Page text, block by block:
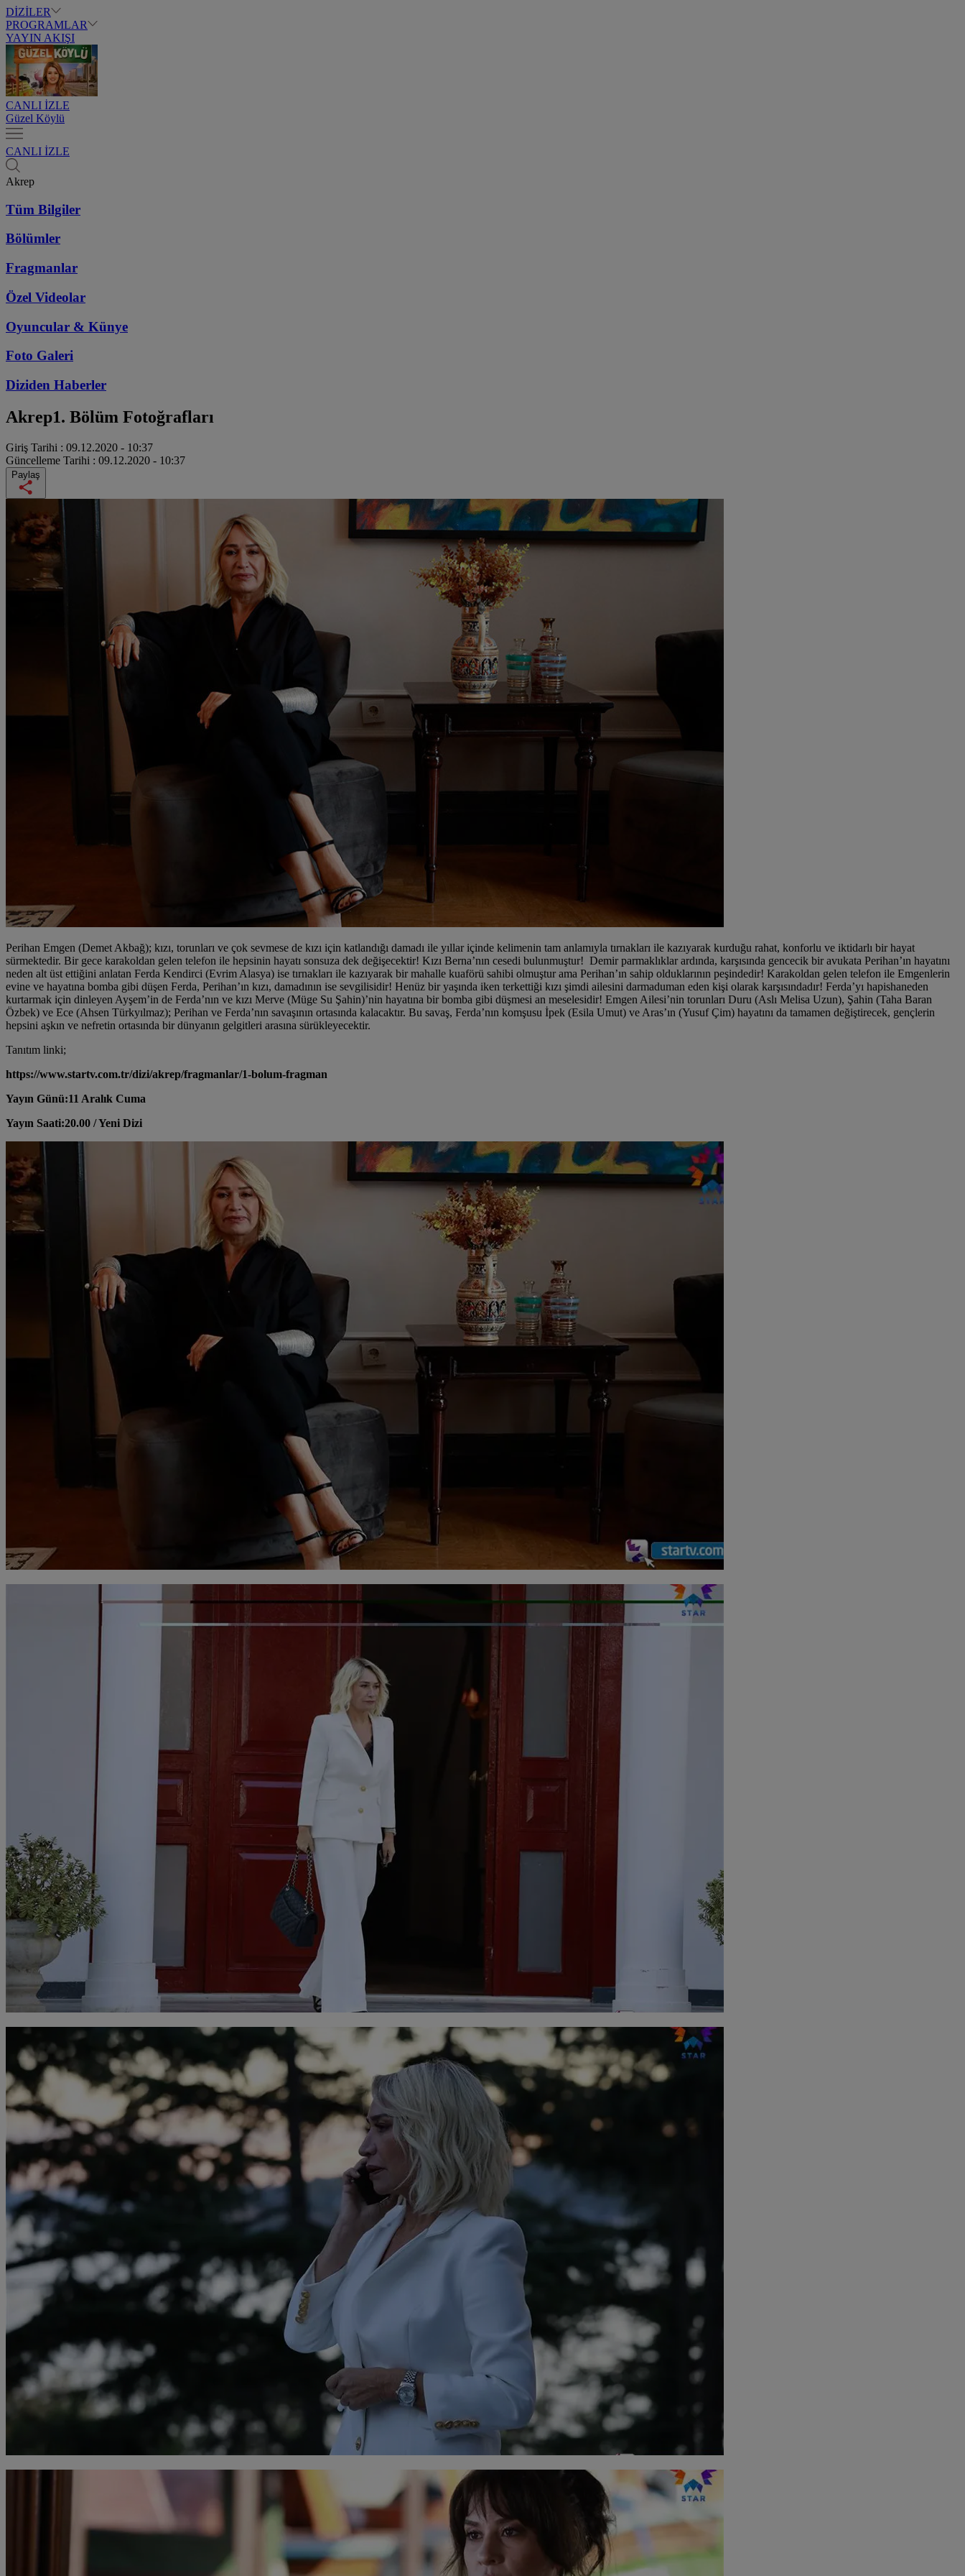
DİZİLER
PROGRAMLAR
YAYIN AKIŞI
CANLI İZLE
Güzel Köylü
CANLI İZLE
Akrep
Tüm Bilgiler
Bölümler
Fragmanlar
Özel Videolar
Oyuncular & Künye
Foto Galeri
Diziden Haberler
Akrep1. Bölüm Fotoğrafları
Giriş Tarihi : 09.12.2020 - 10:37
Güncelleme Tarihi : 09.12.2020 - 10:37
Paylaş
Perihan Emgen (Demet Akbağ); kızı, torunları ve çok sevmese de kızı için katlandığı damadı ile yıllar içinde kelimenin tam anlamıyla tırnakları ile kazıyarak kurduğu rahat, konforlu ve iktidarlı bir hayat
sürmektedir. Bir gece karakoldan gelen telefon ile hepsinin hayatı sonsuza dek değişecektir! Kızı Berna’nın cesedi bulunmuştur! Demir parmaklıklar ardında, karşısında gencecik bir avukata Perihan’ın hayatını
neden alt üst ettiğini anlatan Ferda Kendirci (Evrim Alasya) ise tırnakları ile kazıyarak bir mahalle kuaförü sahibi olmuştur ama Perihan’ın sahip olduklarının peşindedir! Karakoldan gelen telefon ile Emgenlerin
evine ve hayatına bomba gibi düşen Ferda, Perihan’ın kızı, damadının ise sevgilisidir! Henüz bir yaşında iken terkettiği kızı şimdi ailesini darmaduman eden kişi olarak karşısındadır! Ferda’yı hapishaneden
kurtarmak için dinleyen Ayşem’in de Ferda’nın ve kızı Merve (Müge Su Şahin)’nin hayatına bir bomba gibi düşmesi an meselesidir! Emgen Ailesi’nin torunları Duru (Aslı Melisa Uzun), Şahin (Taha Baran
Özbek) ve Ece (Ahsen Türkyılmaz); Perihan ve Ferda’nın savaşının ortasında kalacaktır. Bu savaş, Ferda’nın komşusu İpek (Esila Umut) ve Aras’ın (Yusuf Çim) hayatını da tamamen değiştirecek, gençlerin
hepsini aşkın ve nefretin ortasında bir dünyanın gelgitleri arasına sürükleyecektir.
Tanıtım linki;
https://www.startv.com.tr/dizi/akrep/fragmanlar/1-bolum-fragman
Yayın Günü:11 Aralık Cuma
Yayın Saati:20.00 / Yeni Dizi